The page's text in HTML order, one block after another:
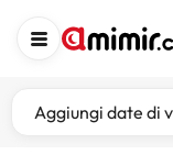
Aggiungi date di